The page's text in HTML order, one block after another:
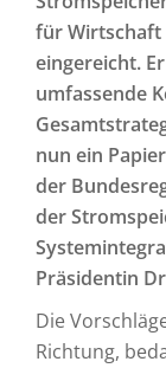
für Wirtschaft
eingereicht.
umfassende
nun ein
der
der
Präsidentin
Die
Richtung,